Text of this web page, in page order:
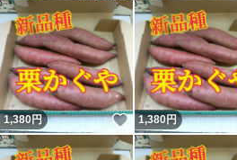
1,380円 いいね！
1,380円